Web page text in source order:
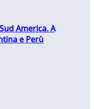
America. A
e Perù